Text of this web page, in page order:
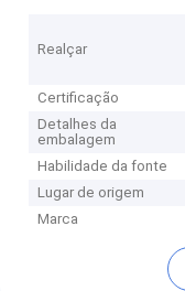
Realçar
Certificação
Detalhes da
embalagem
Habilidade da fonte
Lugar de origem
Marca